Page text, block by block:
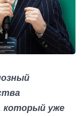
который уже